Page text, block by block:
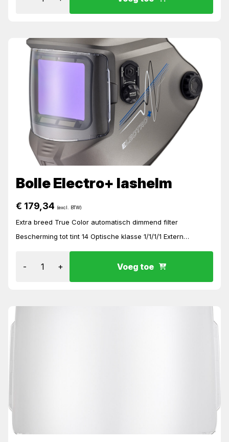
Bolle Electro+ lashelm
€ 179,34 (excl. BTW)
Extra breed True Color automatisch dimmend filter
Bescherming tot tint 14 Optische klasse 1/1/1/1 Extern
bedieningspaneel met geheugenfunctie Panoramisch
gezichtsveld Hoogw...
- + Voeg toe